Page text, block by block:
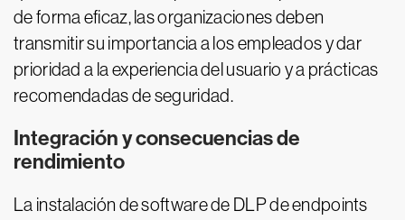
de forma eficaz, las organizaciones deben
transmitir su importancia a los empleados y dar
prioridad a la experiencia del usuario y a prácticas
recomendadas de seguridad.
Integración y consecuencias de
rendimiento
La instalación de software de DLP de endpoints